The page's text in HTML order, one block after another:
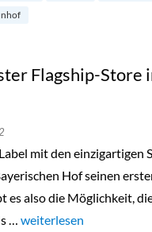
Flagship-Store
mit den einzigartigen
Hof seinen
es also die Möglichkeit,
… „Maison Commons
weiterlesen